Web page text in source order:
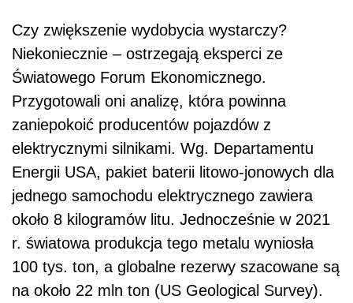
Czy zwiększenie wydobycia wystarczy?
Niekoniecznie – ostrzegają eksperci ze
Światowego Forum Ekonomicznego.
Przygotowali oni analizę, która powinna
zaniepokoić producentów pojazdów z
elektrycznymi silnikami. Wg. Departamentu
Energii USA, pakiet baterii litowo-jonowych dla
jednego samochodu elektrycznego zawiera
około 8 kilogramów litu. Jednocześnie w 2021
r. światowa produkcja tego metalu wyniosła
100 tys. ton, a globalne rezerwy szacowane są
na około 22 mln ton (US Geological Survey).